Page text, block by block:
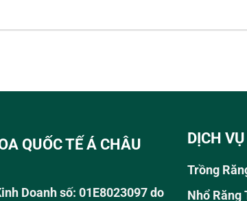
QUỐC TẾ Á CHÂU
Doanh số: 01E8023097 do
DỊCH VỤ
Trồng
Nhổ Răng